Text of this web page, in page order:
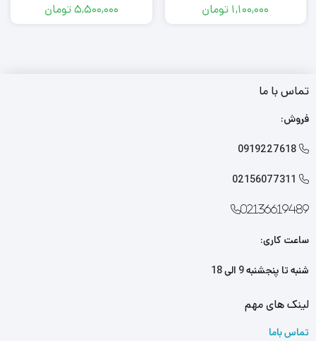
1,100,000 تومان 5,500,000تومان
تماس با ما
فروش:

0919227618

02156077311
02136619489
ساعت کاری:
شنبه تا پنجشنبه 9 الی 18
لینک های مهم
تماس باما